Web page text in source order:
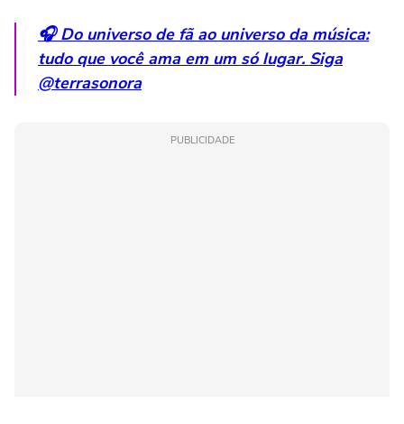
🎧 Do universo de fã ao universo da música:
tudo que você ama em um só lugar. Siga
@terrasonora
PUBLICIDADE